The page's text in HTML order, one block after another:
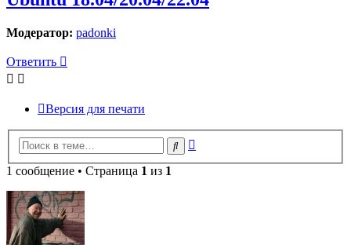
Модератор: padonki
Ответить
Версия для печати
Поиск
1 сообщение • Страница 1 из 1